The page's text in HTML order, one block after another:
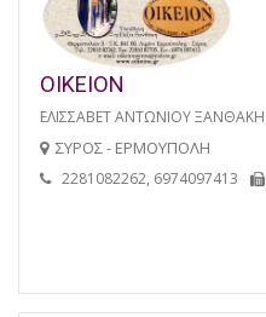
ΟΙΚΕΙΟΝ
ΕΛΙΣΣΑΒΕΤ ΑΝΤΩΝΙΟΥ ΞΑΝΘΑΚΗ
ΣΥΡΟΣ - ΕΡΜΟΥΠΟΛΗ
2281082262, 6974097413